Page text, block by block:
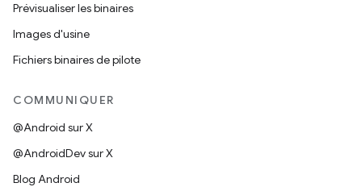
Prévisualiser les binaires
Images d'usine
Fichiers binaires de pilote
COMMUNIQUER
@Android sur X
@AndroidDev sur X
Blog Android